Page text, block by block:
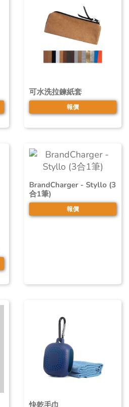
可水洗拉鍊紙套
報價
BrandCharger - Styllo (3
合1筆)
報價